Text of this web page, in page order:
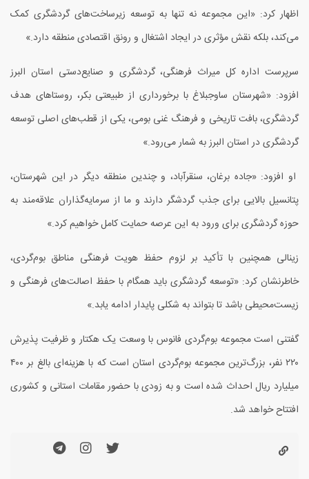
اظهار کرد: «این مجموعه نه تنها به توسعه زیرساخت‌های گردشگری کمک
می‌کند، بلکه نقش مؤثری در ایجاد اشتغال و رونق اقتصادی منطقه دارد.»
سرپرست اداره کل میراث فرهنگی، گردشگری و صنایع‌دستی استان البرز
افزود: «شهرستان ساوجبلاغ با برخورداری از طبیعتی بکر، روستاهای هدف
گردشگری، بافت تاریخی و فرهنگ غنی بومی، یکی از قطب‌های اصلی توسعه
گردشگری در استان البرز به شمار می‌رود.»
او افزود: «جاده برغان، سنقرآباد، و چندین منطقه دیگر در این شهرستان،
پتانسیل بالایی برای جذب گردشگر دارند و ما از سرمایه‌گذاران علاقه‌مند به
حوزه گردشگری برای ورود به این عرصه حمایت کامل خواهیم کرد.»
زینالی همچنین با تأکید بر لزوم حفظ هویت فرهنگی مناطق بوم‌گردی،
خاطرنشان کرد: «توسعه گردشگری باید همگام با حفظ اصالت‌های فرهنگی و
زیست‌محیطی باشد تا بتواند به شکلی پایدار ادامه یابد.»
گفتنی است مجموعه بوم‌گردی فانوس با وسعت یک هکتار و ظرفیت پذیرش
۲۲۰ نفر، بزرگ‌ترین مجموعه بوم‌گردی استان است که با هزینه‌ای بالغ بر ۴۰۰
میلیارد ریال احداث شده است و به زودی با حضور مقامات استانی و کشوری
افتتاح خواهد شد.